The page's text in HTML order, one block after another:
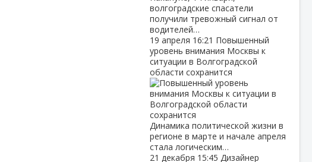
волгоградские спасатели
получили тревожный сигнал от
водителей…
19 апреля 16:21 Повышенный
уровень внимания Москвы к
ситуации в Волгоградской
области сохранится
Динамика политической жизни в
регионе в марте и начале апреля
стала логическим…
21 декабря 15:45 Дизайнер